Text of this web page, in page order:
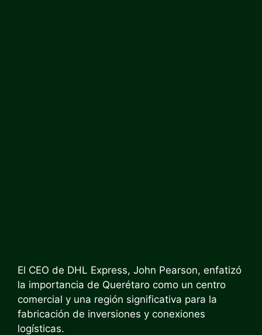
El CEO de DHL Express, John Pearson, enfatizó
la importancia de Querétaro como un centro
comercial y una región significativa para la
fabricación de inversiones y conexiones
logísticas.